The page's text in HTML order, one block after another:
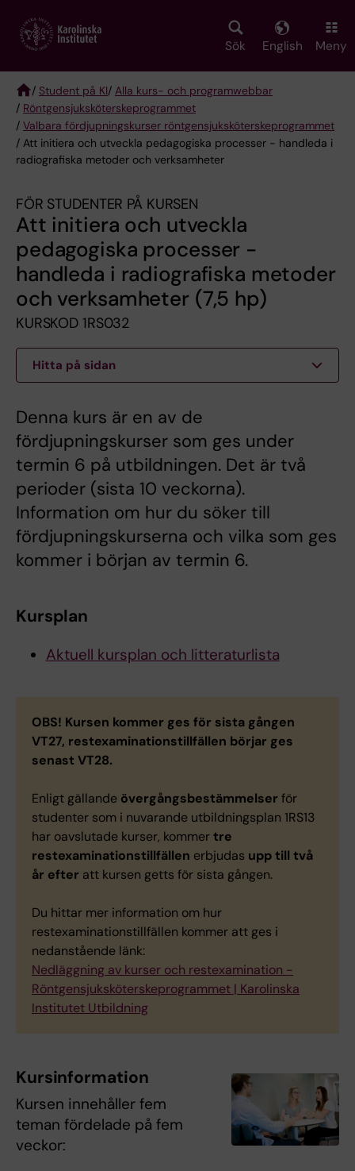
main
Sök English Meny
Breadcrumb
/ Student på KI/ Alla kurs- och programwebbar
/ Röntgen­sjuk­sköterske­programmet
/ Valbara fördjupningskurser röntgensjuksköterskeprogrammet
/ Att initiera och utveckla pedagogiska processer - handleda i
radiografiska metoder och verksamheter
FÖR STUDENTER PÅ KURSEN
Att initiera och utveckla
pedagogiska processer -
handleda i radiografiska metoder
och verksamheter (7,5 hp)
KURSKOD 1RS032
Hitta på sidan
Denna kurs är en av de
fördjupningskurser som ges under
termin 6 på utbildningen. Det är två
perioder (sista 10 veckorna).
Information om hur du söker till
fördjupningskurserna och vilka som ges
kommer i början av termin 6.
Kursplan
Aktuell kursplan och litteraturlista
OBS! Kursen kommer ges för sista gången
VT27, restexaminationstillfällen börjar ges
senast VT28.
Enligt gällande övergångsbestämmelser för
studenter som i nuvarande utbildningsplan 1RS13
har oavslutade kurser, kommertre
restexaminationstillfällen erbjudas upp till två
år efter att kursen getts för sista gången.
Du hittar mer information om hur
restexaminationstillfällen kommer att ges i
nedanstående länk:
Nedläggning av kurser och restexamination -
Röntgensjuksköterskeprogrammet | Karolinska
Institutet Utbildning
Kursinformation
Kursen innehåller fem
teman fördelade på fem
veckor: